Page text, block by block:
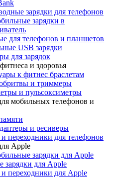
зарядки для телефонов
зарядки в
для телефонов и планшетов
USB зарядки
для зарядок
и здоровья
к фитнес браслетам
и триммеры
и пульсоксиметры
мобильных телефонов и
и ресиверы
переходники для телефонов
Apple
зарядки для Apple
зарядки для Apple
переходники для Apple